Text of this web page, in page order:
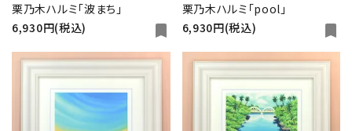
栗乃木ハルミ「波まち」
6,930円(税込)
bookmark
栗乃木ハルミ「pool」
6,930円(税込)
bookmark